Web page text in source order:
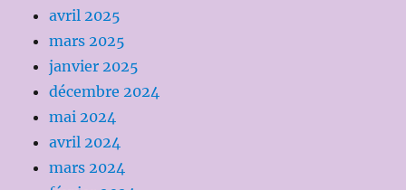
avril 2025
mars 2025
janvier 2025
décembre 2024
mai 2024
avril 2024
mars 2024